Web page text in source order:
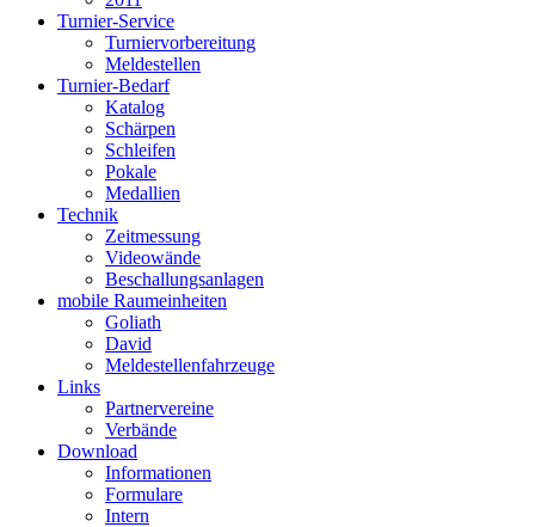
Turnier-Service
Turniervorbereitung
Meldestellen
Turnier-Bedarf
Katalog
Schärpen
Schleifen
Pokale
Medallien
Technik
Zeitmessung
Videowände
Beschallungsanlagen
mobile Raumeinheiten
Goliath
David
Meldestellenfahrzeuge
Links
Partnervereine
Verbände
Download
Informationen
Formulare
Intern